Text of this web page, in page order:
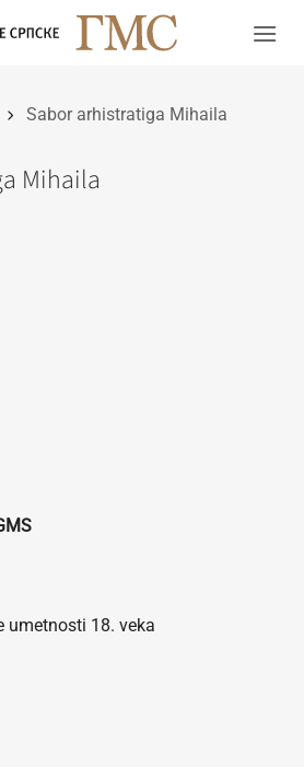
Sabor arhistratiga Mihaila
Mihaila
umetnosti 18. veka